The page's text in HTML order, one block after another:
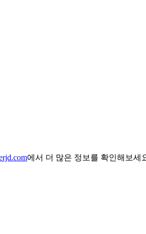
에서 더 많은 정보를 확인해보세